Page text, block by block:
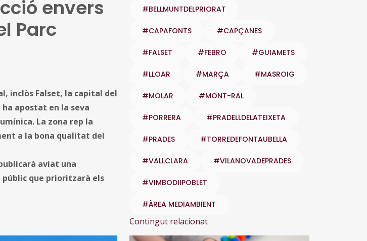
envers
Parc
inclòs Falset, la capital del
apostat en la seva
La zona rep la
a la bona qualitat del
aviat una
públic que prioritzarà els
#BELLMUNTDELPRIORAT
#CAPAFONTS #CAPÇANES
#FALSET #FEBRO #GUIAMETS
#LLOAR #MARÇA #MASROIG
#MOLAR #MONT-RAL
#PORRERA #PRADELLDELATEIXETA
#PRADES #TORREDEFONTAUBELLA
#VALLCLARA #VILANOVADEPRADES
#VIMBODIIPOBLET
#ÀREA MEDIAMBIENT
Contingut relacionat